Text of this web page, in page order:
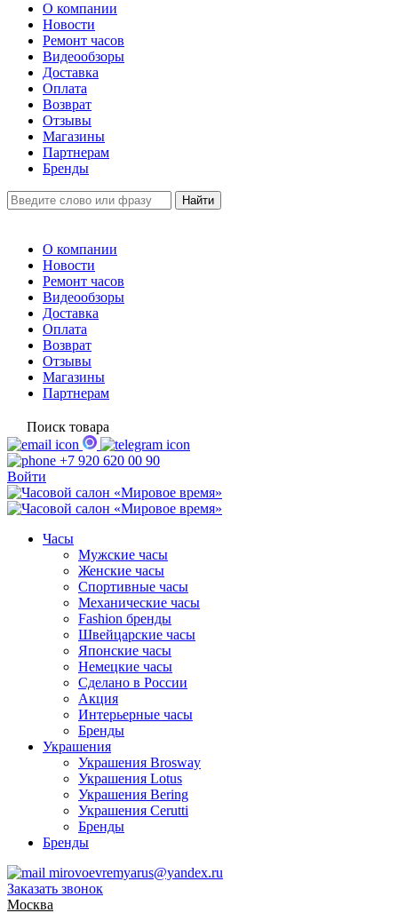
О компании
Новости
Ремонт часов
Видеообзоры
Доставка
Оплата
Возврат
Отзывы
Магазины
Партнерам
Бренды
О компании
Новости
Ремонт часов
Видеообзоры
Доставка
Оплата
Возврат
Отзывы
Магазины
Партнерам
Поиск товара
+7 920 620 00 90
Войти
Часы
Мужские часы
Женские часы
Спортивные часы
Механические часы
Fashion бренды
Швейцарские часы
Японские часы
Немецкие часы
Сделано в России
Акция
Интерьерные часы
Бренды
Украшения
Украшения Brosway
Украшения Lotus
Украшения Bering
Украшения Cerutti
Бренды
Бренды
mirovoevremyarus@yandex.ru
Заказать звонок
Москва